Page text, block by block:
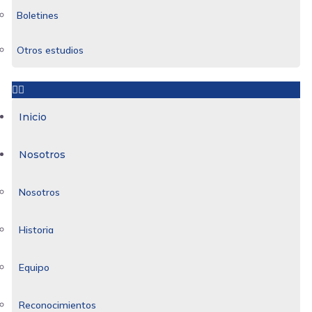
Boletines
Otros estudios
Inicio
Nosotros
Nosotros
Historia
Equipo
Reconocimientos